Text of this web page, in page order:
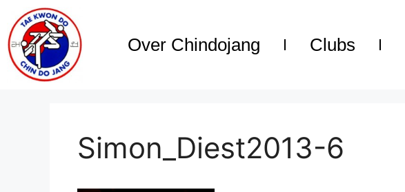
Over Chindojang Clubs
Simon_Diest2013-6